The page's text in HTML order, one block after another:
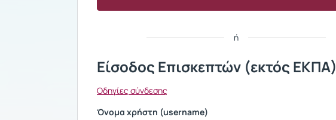
ή
Είσοδος Επισκεπτών (εκτός ΕΚΠΑ)
Οδηγίες σύνδεσης
Όνομα χρήστη (username)